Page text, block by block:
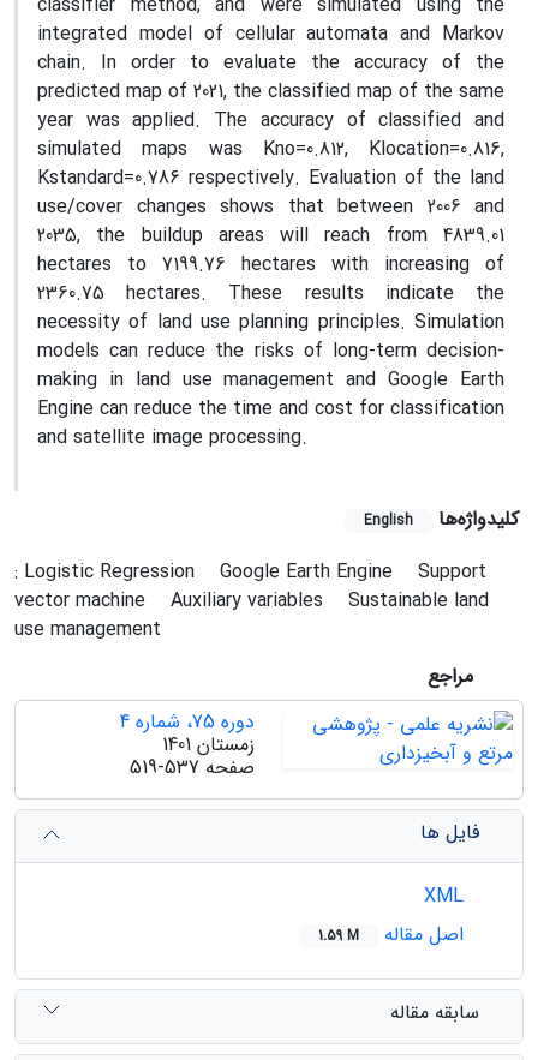
integrated model of cellular automata and Markov
chain. In order to evaluate the accuracy of the
predicted map of 2021, the classified map of the same
year was applied. The accuracy of classified and
simulated maps was Kno=0.812, Klocation=0.816,
Kstandard=0.786 respectively. Evaluation of the land
use/cover changes shows that between 2006 and
2035, the buildup areas will reach from 4839.01
hectares to 7199.76 hectares with increasing of
2360.75 hectares. These results indicate the
necessity of land use planning principles. Simulation
models can reduce the risks of long-term decision-
making in land use management and Google Earth
Engine can reduce the time and cost for classification
and satellite image processing.
کلیدواژه‌ها English
: Logistic Regression Google Earth Engine
Support
vector machine
Auxiliary variables
Sustainable land
use management
مراجع
دوره 75، شماره 4
زمستان 1401
صفحه 519-537
فایل ها
اصل مقاله
1.59 M
سابقه مقاله